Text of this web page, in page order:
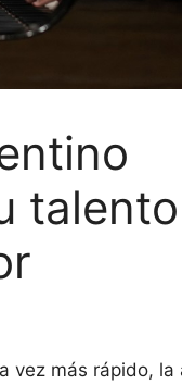
vez más rápido, la